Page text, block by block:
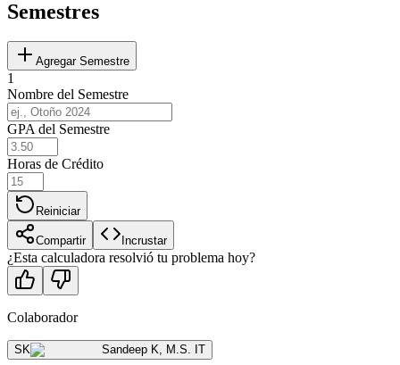
Semestres
Agregar Semestre
1
Nombre del Semestre
GPA del Semestre
Horas de Crédito
Reiniciar
Compartir Incrustar
¿Esta calculadora resolvió tu problema hoy?
Colaborador
SK Sandeep K, M.S. IT